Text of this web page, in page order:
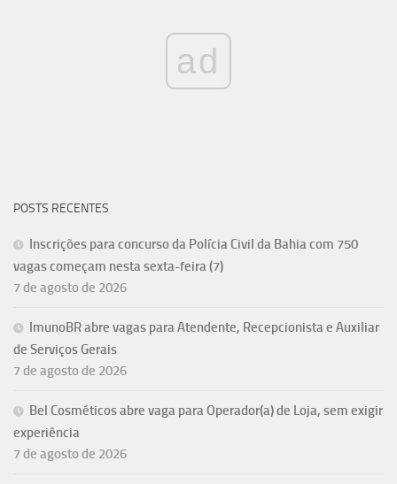
ad
POSTS RECENTES
Inscrições para concurso da Polícia Civil da Bahia com 750
vagas começam nesta sexta-feira (7)
7 de agosto de 2026
ImunoBR abre vagas para Atendente, Recepcionista e Auxiliar
de Serviços Gerais
7 de agosto de 2026
Bel Cosméticos abre vaga para Operador(a) de Loja, sem exigir
experiência
7 de agosto de 2026